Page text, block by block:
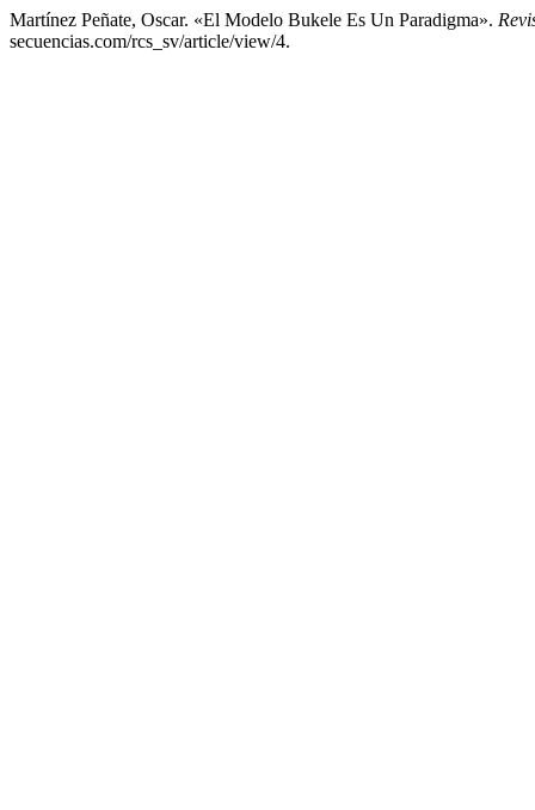
Martínez Peñate, Oscar. «El Modelo Bukele Es Un Paradigma».
secuencias.com/rcs_sv/article/view/4.